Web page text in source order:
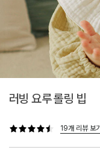
러빙 요루 롤링 빕
19개 리뷰 보기